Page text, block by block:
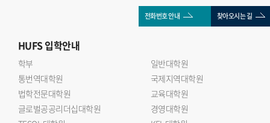
전화번호 안내 찾아오시는 길
HUFS입학안내
학부
일반대학원
통번역대학원
국제지역대학원
법학전문대학원
교육대학원
글로벌공공리더십대학원
경영대학원